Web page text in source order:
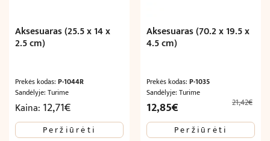
Aksesuaras (25.5 x 14 x
2.5 cm)
Prekės kodas: P-1044R
Sandėlyje: Turime
Kaina: 12,71€
Peržiūrėti
Aksesuaras (70.2 x 19.5 x
4.5 cm)
Prekės kodas:P-1035
Sandėlyje: Turime
21,42€
Original
price
was:
12,85€
price
is:
Peržiūrėti